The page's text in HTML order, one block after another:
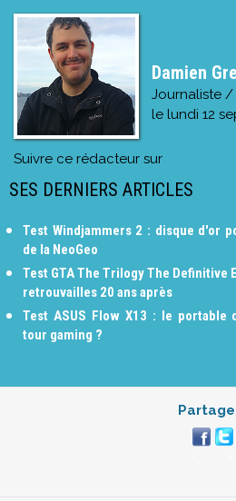
Damien
Journaliste
le lundi 12
Suivre ce rédacteur sur
SES DERNIERS ARTICLES
Test Windjammers 2 : disque d'or
de la NeoGeo
Test GTA The Trilogy The Definitive
retrouvailles 20 ans après
Test ASUS Flow X13 : le portable
tour gaming ?